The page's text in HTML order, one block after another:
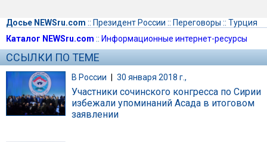
Досье NEWSru.com :: Президент России :: Переговоры :: Турция
Каталог NEWSru.com :: Информационные интернет-ресурсы
ССЫЛКИ ПО ТЕМЕ
В России | 30 января 2018 г.,
Участники сочинского конгресса по Сирии
избежали упоминаний Асада в итоговом
заявлении